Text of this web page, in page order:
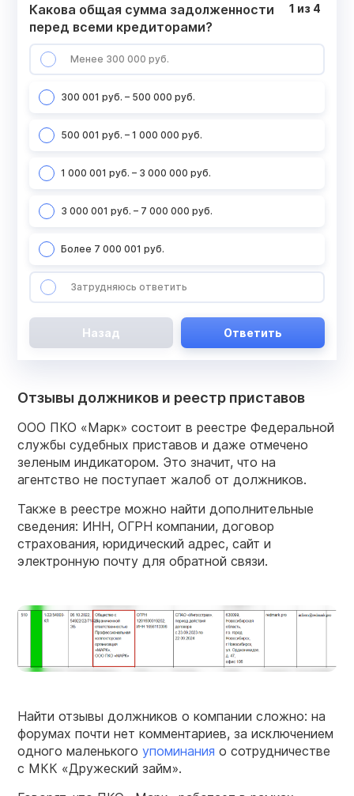
Какова общая сумма задолженности
перед всеми кредиторами?
Менее 300 000 руб.
300 001 руб. – 500 000 руб.
500 001 руб. – 1 000 000 руб.
1 000 001 руб. – 3 000 000 руб.
3 000 001 руб. – 7 000 000 руб.
Более 7 000 001 руб.
Затрудняюсь ответить
1 из 4
Назад Ответить
Отзывы должников и реестр приставов
ООО ПКО «Марк» состоит в реестре Федеральной
службы судебных приставов и даже отмечено
зеленым индикатором. Это значит, что на
агентство не поступает жалоб от должников.
Также в реестре можно найти дополнительные
сведения: ИНН, ОГРН компании, договор
страхования, юридический адрес, сайт и
электронную почту для обратной связи.
Найти отзывы должников о компании сложно: на
форумах почти нет комментариев, за исключением
одного маленького упоминания о сотрудничестве
с МКК «Дружеский займ».